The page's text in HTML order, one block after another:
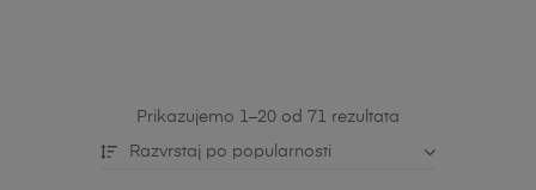
Prikazujemo 1–20 od 71 rezultata
Razvrstaj po popularnosti